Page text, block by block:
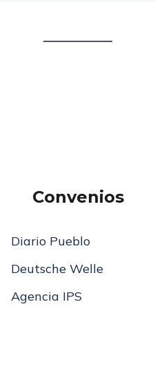
Convenios
Diario Pueblo
Deutsche Welle
Agencia IPS